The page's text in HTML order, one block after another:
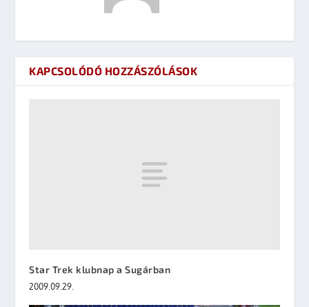
KAPCSOLÓDÓ HOZZÁSZÓLÁSOK
Star Trek klubnap a Sugárban
2009.09.29.